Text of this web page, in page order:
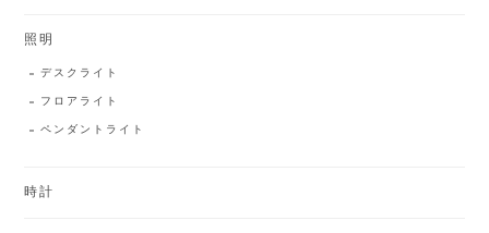
照明
デスクライト
フロアライト
ペンダントライト
時計